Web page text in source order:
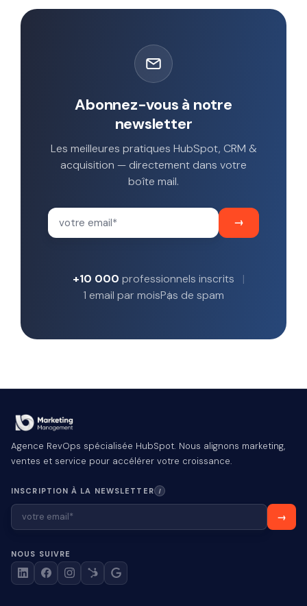
Abonnez-vous à notre
newsletter
Les meilleures pratiques HubSpot, CRM &
acquisition — directement dans votre
boîte mail.
+10 000 professionnels inscrits
1 email par moisPas de spam
Agence RevOps spécialisée HubSpot. Nous alignons marketing,
ventes et service pour accélérer votre croissance.
INSCRIPTION À LA NEWSLETTER I
NOUS SUIVRE